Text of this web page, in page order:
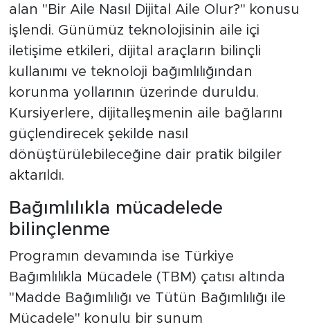
alan "Bir Aile Nasıl Dijital Aile Olur?" konusu
işlendi. Günümüz teknolojisinin aile içi
iletişime etkileri, dijital araçların bilinçli
kullanımı ve teknoloji bağımlılığından
korunma yollarının üzerinde duruldu.
Kursiyerlere, dijitalleşmenin aile bağlarını
güçlendirecek şekilde nasıl
dönüştürülebileceğine dair pratik bilgiler
aktarıldı.
Bağımlılıkla mücadelede
bilinçlenme
Programın devamında ise Türkiye
Bağımlılıkla Mücadele (TBM) çatısı altında
"Madde Bağımlılığı ve Tütün Bağımlılığı ile
Mücadele" konulu bir sunum